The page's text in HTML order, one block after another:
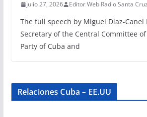
julio 27, 2026 Editor Web Radio Santa Cruz
The full speech by Miguel Díaz-Canel
Secretary of the Central Committee
Party of Cuba and
Relaciones Cuba – EE.UU